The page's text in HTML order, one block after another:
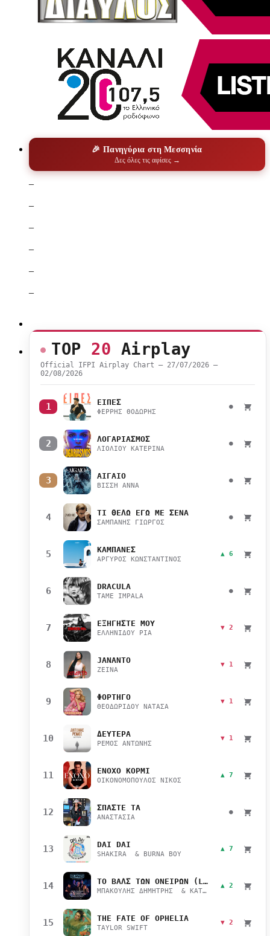
🎉 Πανηγύρια στη Μεσσηνία
Δες όλες τις αφίσες →
–
–
–
–
–
–
TOP 20 Airplay
Official IFPI Airplay Chart — 27/07/2026 –
02/08/2026
1 ΕΙΠΕΣ
ΦΕΡΡΗΣ ΘΟΔΩΡΗΣ
●
2 ΛΟΓΑΡΙΑΣΜΟΣ
ΛΙΟΛΙΟΥ ΚΑΤΕΡΙΝΑ
●
3 ΑΙΓΑΙΟ
ΒΙΣΣΗ ΑΝΝΑ
●
4 ΤΙ ΘΕΛΩ ΕΓΩ ΜΕ ΣΕΝΑ
ΣΑΜΠΑΝΗΣ ΓΙΩΡΓΟΣ
●
5 ΚΑΜΠΑΝΕΣ
ΑΡΓΥΡΟΣ ΚΩΝΣΤΑΝΤΙΝΟΣ
▲ 6
6 DRACULA
TAME IMPALA
●
7 ΕΞΗΓΗΣΤΕ ΜΟΥ
ΕΛΛΗΝΙΔΟΥ ΡΙΑ
▼ 2
8 JANANTO
ZEINA
▼ 1
9 ΦΟΡΤΗΓΟ
ΘΕΟΔΩΡΙΔΟΥ ΝΑΤΑΣΑ
▼ 1
10 ΔΕΥΤΕΡΑ
ΡΕΜΟΣ ΑΝΤΩΝΗΣ
▼ 1
11 ΕΝΟΧΟ ΚΟΡΜΙ
ΟΙΚΟΝΟΜΟΠΟΥΛΟΣ ΝΙΚΟΣ
▲ 7
12 ΣΠΑΣΤΕ ΤΑ
ΑΝΑΣΤΑΣΙΑ
●
13 DAI DAI
SHAKIRA & BURNA BOY
▲ 7
14 ΤΟ ΒΑΛΣ ΤΩΝ ΟΝΕΙΡΩΝ (LIVE)
ΜΠΑΚΟΥΛΗΣ ΔΗΜΗΤΡΗΣ & ΚΑΤΣΙΜΙΧΑ ΜΑΡΙΑΝΑ
▲ 2
15 THE FATE OF OPHELIA
TAYLOR SWIFT
▼ 2